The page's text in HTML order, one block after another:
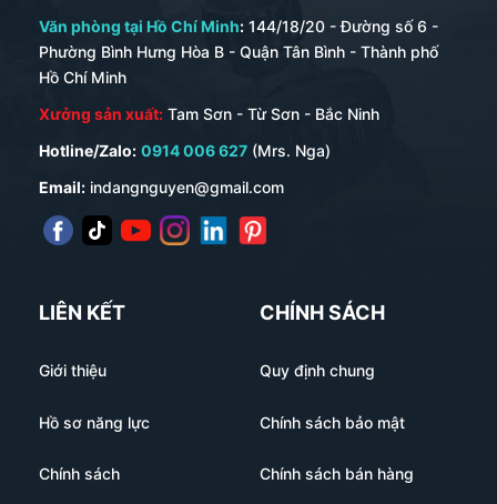
Văn phòng tại Hồ Chí Minh: 144/18/20 - Đường số 6 -
Phường Bình Hưng Hòa B - Quận Tân Bình - Thành phố
Hồ Chí Minh
Xưởng sản xuất: Tam Sơn - Từ Sơn - Bắc Ninh
Hotline/Zalo: 0914 006 627 (Mrs. Nga)
Email: indangnguyen@gmail.com
LIÊN KẾT
Giới thiệu
Hồ sơ năng lực
Chính sách
CHÍNH SÁCH
Quy định chung
Chính sách bảo mật
Chính sách bán hàng